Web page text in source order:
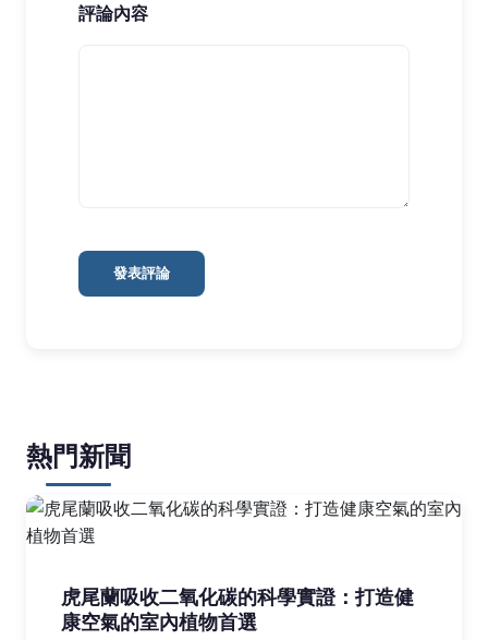
評論內容
發表評論
熱門新聞
虎尾蘭吸收二氧化碳的科學實證：打造健
康空氣的室內植物首選